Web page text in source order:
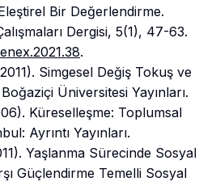
Bir Değerlendirme.
Dergisi, 5(1), 47-63.
.
Simgesel Değiş Tokuş ve
Üniversitesi Yayınları.
Küreselleşme: Toplumsal
Ayrıntı Yayınları.
Yaşlanma Sürecinde Sosyal
Güçlendirme Temelli Sosyal